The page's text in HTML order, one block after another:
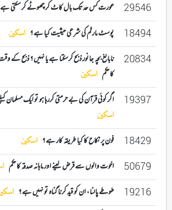
29546 عورت کس حد تک بال کاٹ کر چھوٹے کر سکتی ہے
18494 پوسٹ مارٹم کی شرعی حیثیت کیا ہے ؟ اسکین
20834
نابالغ بچہ جانور ذبح کرسکتا ہے یا نہیں ؟ ذبح کے
کا حکم اسکین
19397 اگر کوئی قرآن کی بے حرمتی کررہا ہو تو ایک مسلمان
اسکین
18429 فون پر نکاح کا کیا طریقہ کار ہے ؟ اسکین
50679 اخوت والوں سے قرض لینے اور ماہانہ صدقہ کا حکم
19216 طوطے پالنا ، ان کو قید کرنا گناہ تو نہیں ہے ؟